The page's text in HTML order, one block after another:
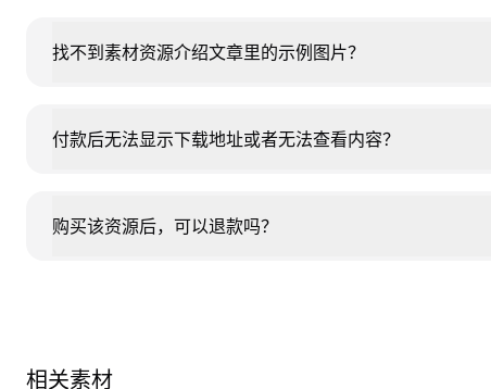
找不到素材资源介绍文章里的示例图片？
付款后无法显示下载地址或者无法查看内容？
购买该资源后，可以退款吗？
相关素材